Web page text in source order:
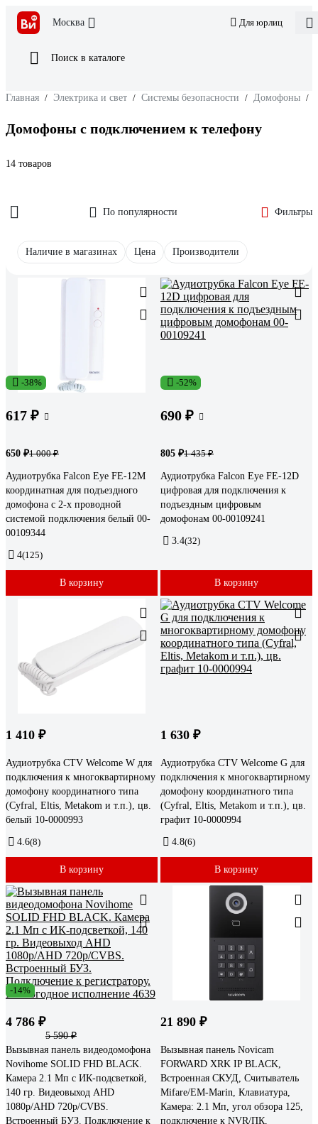
Москва Для юрлиц
Поиск в каталоге
Главная / Электрика и свет / Системы безопасности / Домофоны /
Домофоны с подключением к телефону
14 товаров
По популярности Фильтры
Наличие в магазинах Цена Производители
-38%
617 ₽
650 ₽1 000 ₽
Аудиотрубка Falcon Eye FE-12M
координатная для подъездного
домофона с 2-х проводной
системой подключения белый 00-
00109344
4(125)
В корзину
-52%
690 ₽
805 ₽1 435 ₽
Аудиотрубка Falcon Eye FE-12D
цифровая для подключения к
подъездным цифровым
домофонам 00-00109241
3.4(32)
В корзину
1 410 ₽
Аудиотрубка CTV Welcome W для
подключения к многоквартирному
домофону координатного типа
(Cyfral, Eltis, Metakom и т.п.), цв.
белый 10-0000993
4.6(8)
В корзину
1 630 ₽
Аудиотрубка CTV Welcome G для
подключения к многоквартирному
домофону координатного типа
(Cyfral, Eltis, Metakom и т.п.), цв.
графит 10-0000994
4.8(6)
В корзину
-14%
4 786 ₽
5 590 ₽
Вызывная панель видеодомофона
Novihome SOLID FHD BLACK.
Камера 2.1 Мп с ИК-подсветкой,
140 гр. Видеовыход AHD
1080p/AHD 720p/CVBS.
Встроенный БУЗ. Подключение к
21 890 ₽
Вызывная панель Novicam
FORWARD XRK IP BLACK,
Встроенная СКУД, Считыватель
Mifare/EM-Marin, Клавиатура,
Камера: 2.1 Мп, угол обзора 125,
подключение к NVR/ПК,